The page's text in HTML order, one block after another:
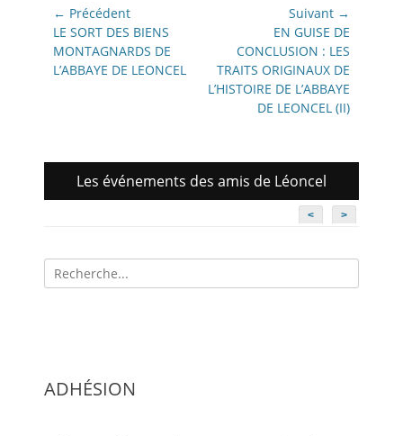
Navigation
de
l’article
← Précédent
Article
précédent:
LE SORT DES BIENS
MONTAGNARDS DE
L’ABBAYE DE LEONCEL
Suivant →
suivant:
EN GUISE DE
CONCLUSION : LES
TRAITS ORIGINAUX DE
L’HISTOIRE DE L’ABBAYE
DE LEONCEL (II)
Les événements des amis de Léoncel
< >
Recherche
pour:
ADHÉSION